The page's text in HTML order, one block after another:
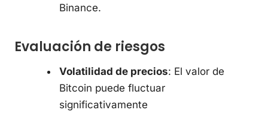
Binance.
Evaluación de riesgos
Volatilidad de precios: El valor de
Bitcoin puede fluctuar
significativamente